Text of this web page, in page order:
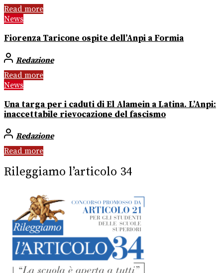
Read more
News
Fiorenza Taricone ospite dell’Anpi a Formia
Redazione
Read more
News
Una targa per i caduti di El Alamein a Latina. L’Anpi:
inaccettabile rievocazione del fascismo
Redazione
Read more
Rileggiamo l’articolo 34